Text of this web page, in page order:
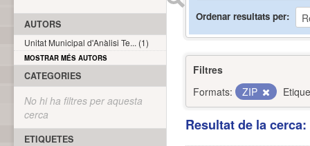
Ordenar resultats per
Filtres
Formats:
ZIP
Resultat de la
AUTORS
Unitat Municipal d'Anàlisi Te... (1)
MOSTRAR MÉS AUTORS
CATEGORIES
No hi ha filtres per aquesta
cerca
ETIQUETES